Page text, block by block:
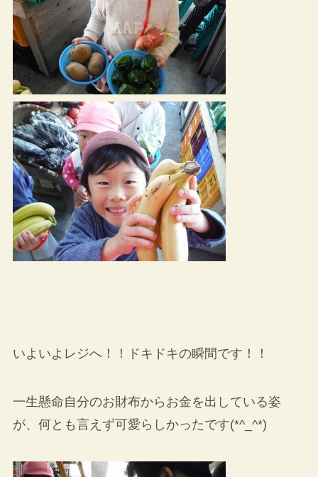
いよいよレジへ！！ドキドキの瞬間です！！
一生懸命自分のお財布からお金を出している姿
が、何とも言えず可愛らしかったです(*^_^*)